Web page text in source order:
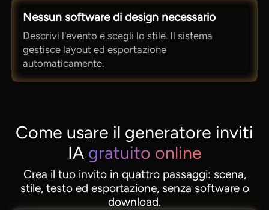
Nessun software di design necessario
Descrivi l'evento e scegli lo stile. Il sistema
gestisce layout ed esportazione
automaticamente.
Come usare il generatore inviti
IAgratuito online
Crea il tuo invito in quattro passaggi: scena,
stile, testo ed esportazione, senza software o
download.